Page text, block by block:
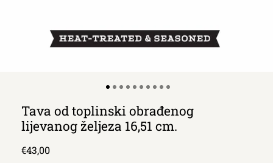
Tava od toplinski obrađenog
lijevanog željeza 16,51 cm.
Redna
€43,00